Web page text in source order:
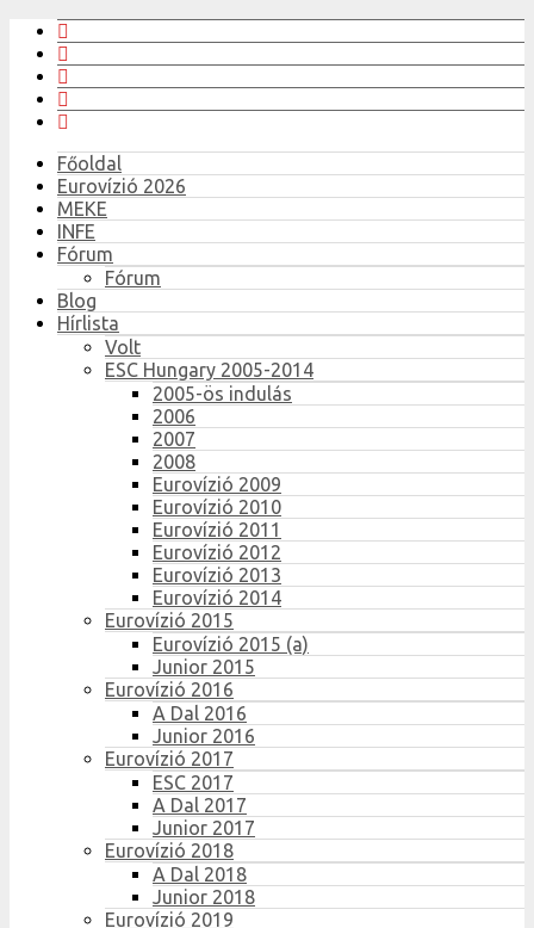
Főoldal
Eurovízió 2026
MEKE
INFE
Fórum
Fórum
Blog
Hírlista
Volt
ESC Hungary 2005-2014
2005-ös indulás
2006
2007
2008
Eurovízió 2009
Eurovízió 2010
Eurovízió 2011
Eurovízió 2012
Eurovízió 2013
Eurovízió 2014
Eurovízió 2015
Eurovízió 2015 (a)
Junior 2015
Eurovízió 2016
A Dal 2016
Junior 2016
Eurovízió 2017
ESC 2017
A Dal 2017
Junior 2017
Eurovízió 2018
A Dal 2018
Junior 2018
Eurovízió 2019